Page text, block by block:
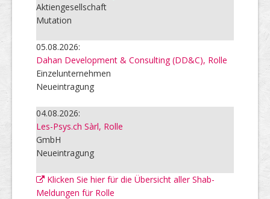
Aktiengesellschaft
Mutation
05.08.2026:
Dahan Development & Consulting (DD&C), Rolle
Einzelunternehmen
Neueintragung
04.08.2026:
Les-Psys.ch Sàrl, Rolle
GmbH
Neueintragung
Klicken Sie hier für die Übersicht aller Shab-
Meldungen für Rolle